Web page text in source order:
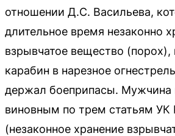
отношении Д.С. Васильева,
длительное время незаконно
взрывчатое вещество (порох),
карабин в нарезное
держал боеприпасы. Мужчина
виновным по трем статьям УК
(незаконное хранение